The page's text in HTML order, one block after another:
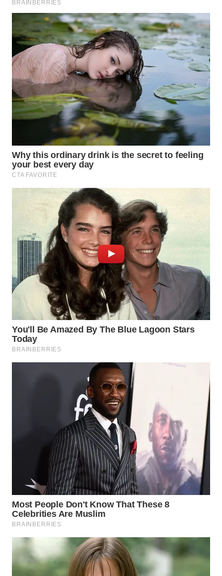
SULUT
WN
MALUKU
WN
MALUT
WN
DAIRI
DANAU
TOBA
WN
NIAS
LANGKAT
WN
TAPANULI
SELATAN
WN
TANJUNG
LESUNG
LABUHANBATU
TAPANULI
TENGAH
WN DELI
SERDANG
WN
TEBING
TINGGI